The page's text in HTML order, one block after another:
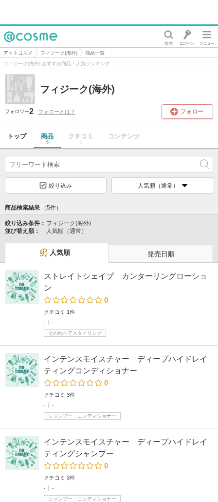
@cosme
アットコスメ フィジーク(海外)
商品一覧
フィジーク(海外) おすすめ商品・人気ランキング
フィジーク(海外)
フォロワー2 フォローとは？ フォロー
トップ 商品
5
クチコミ
0
コンテンツ
絞り込み 人気順（通常）
商品検索結果 （5件）
絞り込み条件： フィジーク(海外)
並び替え順：
人気順（通常）
人気順 発売日順
ストレイトシェイプ カンターリングローショ
ン
0
クチコミ 1件
-
-
その他ヘアスタイリング
インテンスモイスチャー ディープハイドレイ
ティングコンディショナー
0
クチコミ 3件
-
-
シャンプー・コンディショナー
インテンスモイスチャー ディープハイドレイ
ティングシャンプー
0
クチコミ 3件
-
-
シャンプー・コンディショナー